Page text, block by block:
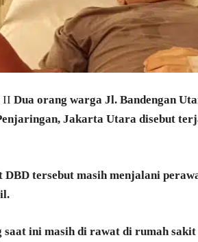
II Dua orang warga Jl. Bandengan
Jakarta Utara disebut
tersebut masih menjalani
saat ini masih di rawat di rumah